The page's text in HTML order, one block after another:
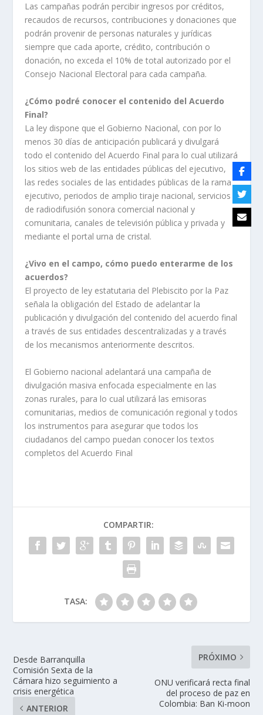
Las campañas podrán percibir ingresos por créditos,
recaudos de recursos, contribuciones y donaciones que
podrán provenir de personas naturales y jurídicas
siempre que cada aporte, crédito, contribución o
donación, no exceda el 10% de total autorizado por el
Consejo Nacional Electoral para cada campaña.
¿Cómo podré conocer el contenido del Acuerdo
Final?
La ley dispone que el Gobierno Nacional, con por lo
menos 30 días de anticipación publicará y divulgará
todo el contenido del Acuerdo Final para lo cual utilizará
los sitios web de las entidades públicas del ejecutivo,
las redes sociales de las entidades públicas de la rama
ejecutivo, periodos de amplio tiraje nacional, servicios
de radiodifusión sonora comercial nacional y
comunitaria, canales de televisión pública y privada y
mediante el portal urna de cristal.
¿Vivo en el campo, cómo puedo enterarme de los
acuerdos?
El proyecto de ley estatutaria del Plebiscito por la Paz
señala la obligación del Estado de adelantar la
publicación y divulgación del contenido del acuerdo final
a través de sus entidades descentralizadas y a través
de los mecanismos anteriormente descritos.
El Gobierno nacional adelantará una campaña de
divulgación masiva enfocada especialmente en las
zonas rurales, para lo cual utilizará las emisoras
comunitarias, medios de comunicación regional y todos
los instrumentos para asegurar que todos los
ciudadanos del campo puedan conocer los textos
completos del Acuerdo Final
COMPARTIR:
TASA:
Desde Barranquilla
Comisión Sexta de la
Cámara hizo seguimiento a
crisis energética
ANTERIOR
PRÓXIMO
ONU verificará recta final
del proceso de paz en
Colombia: Ban Ki-moon